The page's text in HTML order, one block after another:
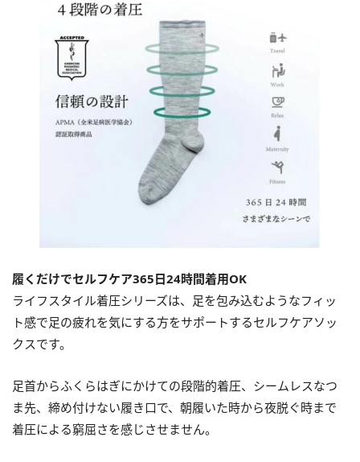
履くだけでセルフケア365日24時間着用OK
ライフスタイル着圧シリーズは、足を包み込むようなフィッ
ト感で足の疲れを気にする方をサポートするセルフケアソッ
クスです。
足首からふくらはぎにかけての段階的着圧、シームレスなつ
ま先、締め付けない履き口で、朝履いた時から夜脱ぐ時まで
着圧による窮屈さを感じさせません。